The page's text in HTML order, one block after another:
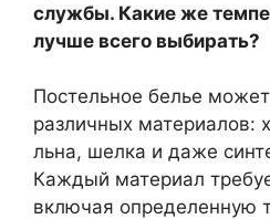
службы. Какие же
лучше всего выбирать?
Постельное белье
различных материалов:
льна, шелка и даже
Каждый материал
включая определенную